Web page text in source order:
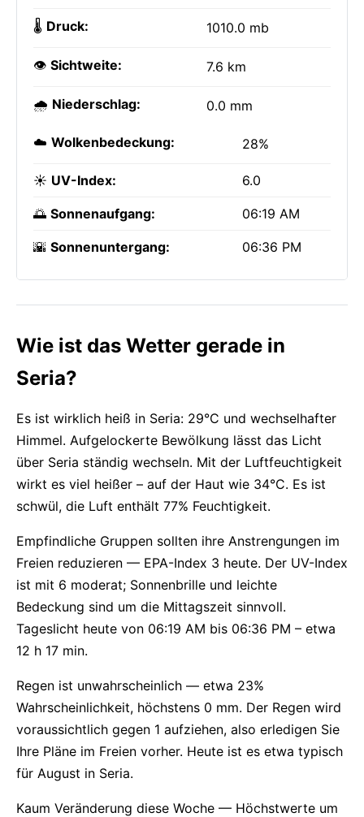
🌡️ Druck: 1010.0 mb
👁️ Sichtweite: 7.6 km
🌧️ Niederschlag: 0.0 mm
☁️ Wolkenbedeckung: 28%
☀️ UV-Index: 6.0
🌅 Sonnenaufgang: 06:19 AM
🌇 Sonnenuntergang: 06:36 PM
Wie ist das Wetter gerade in
Seria?
Es ist wirklich heiß in Seria: 29°C und wechselhafter
Himmel. Aufgelockerte Bewölkung lässt das Licht
über Seria ständig wechseln. Mit der Luftfeuchtigkeit
wirkt es viel heißer – auf der Haut wie 34°C. Es ist
schwül, die Luft enthält 77% Feuchtigkeit.
Empfindliche Gruppen sollten ihre Anstrengungen im
Freien reduzieren — EPA-Index 3 heute. Der UV-Index
ist mit 6 moderat; Sonnenbrille und leichte
Bedeckung sind um die Mittagszeit sinnvoll.
Tageslicht heute von 06:19 AM bis 06:36 PM – etwa
12 h 17 min.
Regen ist unwahrscheinlich — etwa 23%
Wahrscheinlichkeit, höchstens 0 mm. Der Regen wird
voraussichtlich gegen 1 aufziehen, also erledigen Sie
Ihre Pläne im Freien vorher. Heute ist es etwa typisch
für August in Seria.
Kaum Veränderung diese Woche — Höchstwerte um